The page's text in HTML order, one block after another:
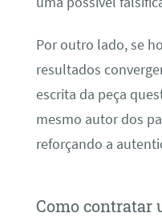
Por outro lado, se
resultados
escrita da peça
mesmo autor dos
reforçando a
Como contratar